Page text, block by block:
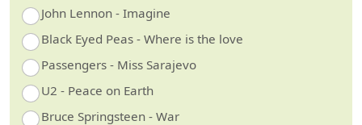
John Lennon - Imagine
Black Eyed Peas - Where is the love
Passengers - Miss Sarajevo
U2 - Peace on Earth
Bruce Springsteen - War